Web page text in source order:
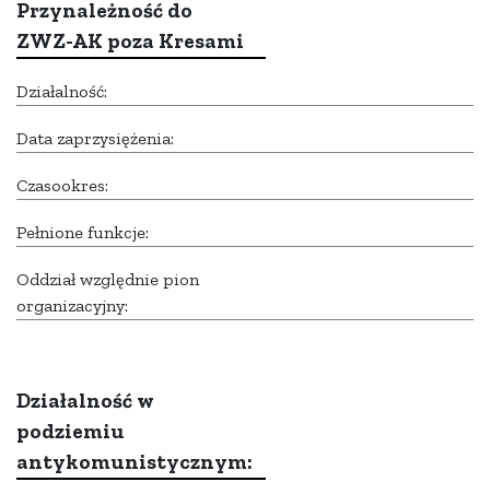
Przynależność do
ZWZ-AK poza Kresami
Działalność:
Data zaprzysiężenia:
Czasookres:
Pełnione funkcje:
Oddział względnie pion
organizacyjny:
Działalność w
podziemiu
antykomunistycznym: